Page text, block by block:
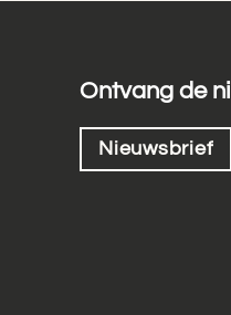
Ontvang de
Nieuwsbrief